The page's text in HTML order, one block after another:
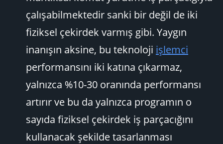
çalışabilmektedir sanki bir değil de iki
fiziksel çekirdek varmış gibi. Yaygın
inanışın aksine, bu teknoloji işlemci
performansını iki katına çıkarmaz,
yalnızca %10-30 oranında performansı
artırır ve bu da yalnızca programın o
sayıda fiziksel çekirdek iş parçacığını
kullanacak şekilde tasarlanması